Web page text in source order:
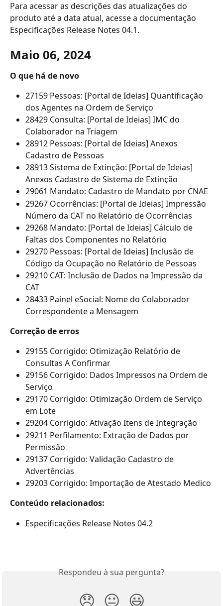
Para acessar as descrições das atualizações do
produto até a data atual, acesse a documentação
Especificações Release Notes 04.1.
Maio 06, 2024
O que há de novo
27159 Pessoas: [Portal de Ideias] Quantificação
dos Agentes na Ordem de Serviço
28429 Consulta: [Portal de Ideias] IMC do
Colaborador na Triagem
28912 Pessoas: [Portal de Ideias] Anexos
Cadastro de Pessoas
28913 Sistema de Extinção: [Portal de Ideias]
Anexos Cadastro de Sistema de Extinção
29061 Mandato: Cadastro de Mandato por CNAE
29267 Ocorrências: [Portal de Ideias] Impressão
Número da CAT no Relatório de Ocorrências
29268 Mandato: [Portal de Ideias] Cálculo de
Faltas dos Componentes no Relatório
29270 Pessoas: [Portal de Ideias] Inclusão de
Código da Ocupação no Relatório de Pessoas
29210 CAT: Inclusão de Dados na Impressão da
CAT
28433 Painel eSocial: Nome do Colaborador
Correspondente a Mensagem
Correção de erros
29155 Corrigido: Otimização Relatório de
Consultas A Confirmar
29156 Corrigido: Dados Impressos na Ordem de
Serviço
29170 Corrigido: Otimização Ordem de Serviço
em Lote
29204 Corrigido: Ativação Itens de Integração
29211 Perfilamento: Extração de Dados por
Permissão
29137 Corrigido: Validação Cadastro de
Advertências
29203 Corrigido: Importação de Atestado Medico
Conteúdo relacionados:
Especificações Release Notes 04.2
Respondeu à sua pergunta?
😞 😐 😃